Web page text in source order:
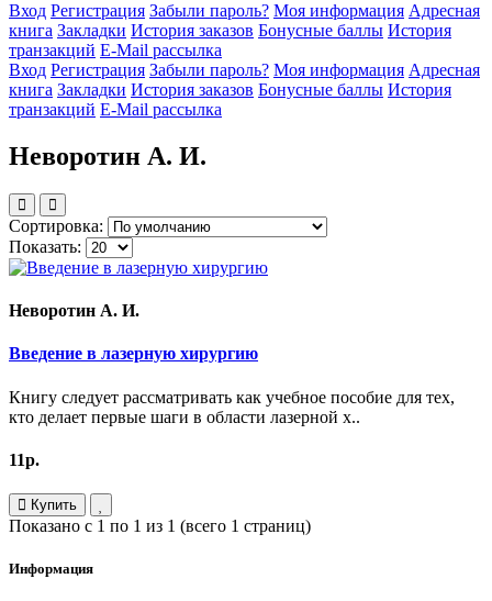
Вход Регистрация Забыли пароль? Моя информация Адресная
книга Закладки История заказов Бонусные баллы История
транзакций E-Mail рассылка
Вход Регистрация Забыли пароль? Моя информация Адресная
книга Закладки История заказов Бонусные баллы История
транзакций E-Mail рассылка
Неворотин А. И.
Сортировка:
Показать:
Неворотин А. И.
Введение в лазерную хирургию
Книгу следует рассматривать как учебное пособие для тех,
кто делает первые шаги в области лазерной х..
11р.
Купить
Показано с 1 по 1 из 1 (всего 1 страниц)
Информация